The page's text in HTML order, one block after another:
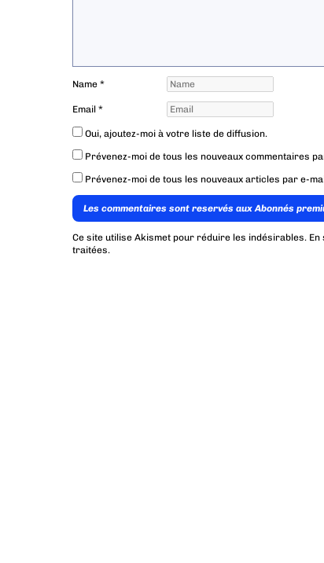
Name *
Email *
Oui, ajoutez-moi à votre liste de diffusion.
Prévenez-moi de tous les nouveaux commentaires
Prévenez-moi de tous les nouveaux articles par e-
Les commentaires sont reservés aux Abonnés
Ce site utilise Akismet pour réduire les indésirables. En
traitées.